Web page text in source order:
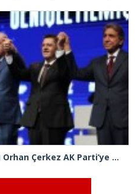
Çekmeköy Belediye Başkanı Orhan Çerkez AK Parti’ye katıldı